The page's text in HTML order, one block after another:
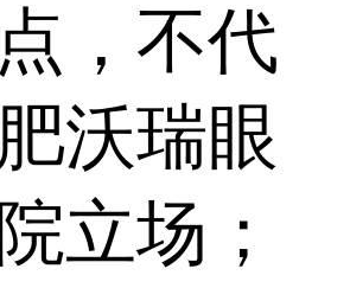
，不代
沃瑞眼
立场；